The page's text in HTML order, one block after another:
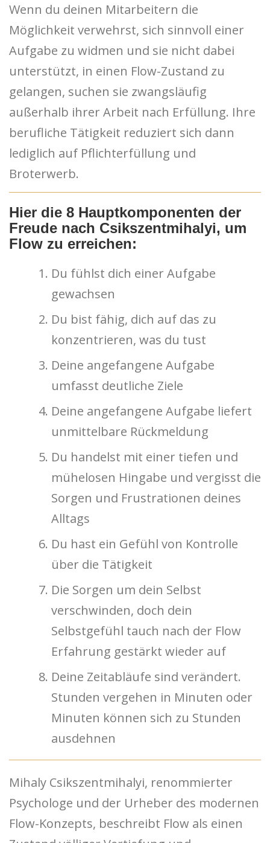
Wenn du deinen Mitarbeitern die
Möglichkeit verwehrst, sich sinnvoll einer
Aufgabe zu widmen und sie nicht dabei
unterstützt, in einen Flow-Zustand zu
gelangen, suchen sie zwangsläufig
außerhalb ihrer Arbeit nach Erfüllung. Ihre
berufliche Tätigkeit reduziert sich dann
lediglich auf Pflichterfüllung und
Broterwerb.
Hier die 8 Hauptkomponenten der
Freude nach Csikszentmihalyi, um
Flow zu erreichen:
Du fühlst dich einer Aufgabe
gewachsen
Du bist fähig, dich auf das zu
konzentrieren, was du tust
Deine angefangene Aufgabe
umfasst deutliche Ziele
Deine angefangene Aufgabe liefert
unmittelbare Rückmeldung
Du handelst mit einer tiefen und
mühelosen Hingabe und vergisst die
Sorgen und Frustrationen deines
Alltags
Du hast ein Gefühl von Kontrolle
über die Tätigkeit
Die Sorgen um dein Selbst
verschwinden, doch dein
Selbstgefühl tauch nach der Flow
Erfahrung gestärkt wieder auf
Deine Zeitabläufe sind verändert.
Stunden vergehen in Minuten oder
Minuten können sich zu Stunden
ausdehnen
Mihaly Csikszentmihalyi, renommierter
Psychologe und der Urheber des modernen
Flow-Konzepts, beschreibt Flow als einen